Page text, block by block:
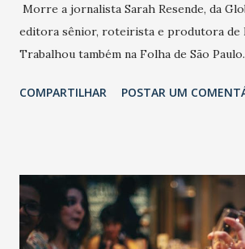
Morre a jornalista Sarah Resende, da
editora sênior, roteirista e produtora de
Trabalhou também na Folha de São Paulo.
COMPARTILHAR POSTAR UM